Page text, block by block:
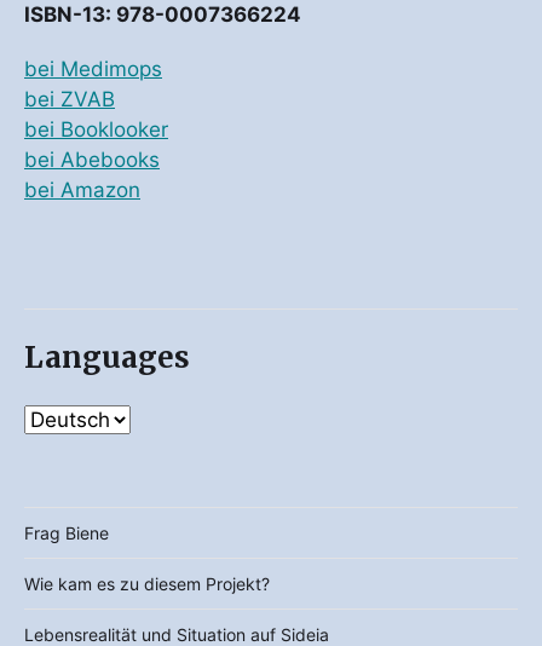
ISBN-13: 978-0007366224
bei Medimops
bei ZVAB
bei Booklooker
bei Abebooks
bei Amazon
Languages
Frag Biene
Wie kam es zu diesem Projekt?
Lebensrealität und Situation auf Sideia